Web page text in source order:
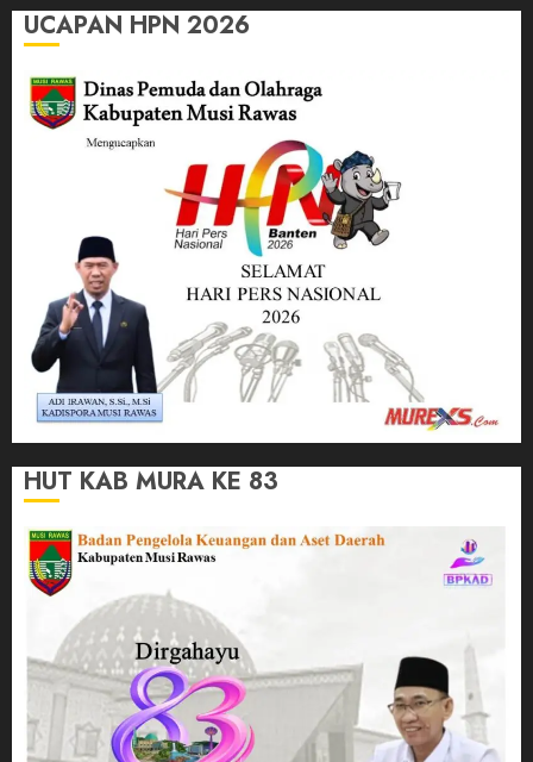
UCAPAN HPN 2026
HUT KAB MURA KE 83